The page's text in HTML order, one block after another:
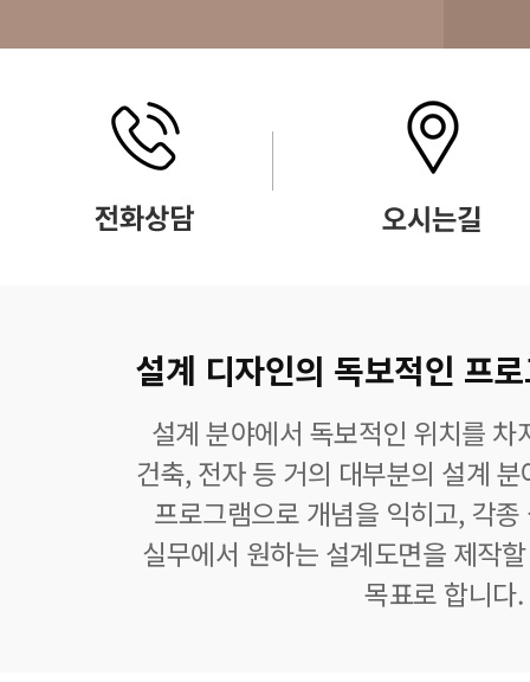
설계 디자인의 독보적인 프
설계 분야에서 독보적인 위치를 차
건축, 전자 등 거의 대부분의 설계
프로그램으로 개념을 익히고, 각
실무에서 원하는 설계도면을 제작
목표로 합니다.